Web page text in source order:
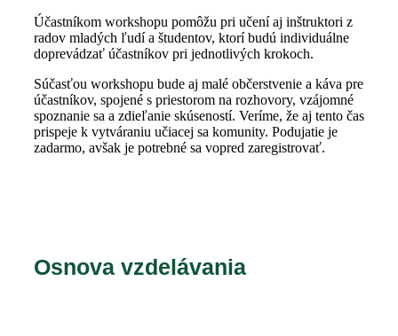
Účastníkom workshopu pomôžu pri učení aj inštruktori z
radov mladých ľudí a študentov, ktorí budú individuálne
doprevádzať účastníkov pri jednotlivých krokoch.
Súčasťou workshopu bude aj malé občerstvenie a káva pre
účastníkov, spojené s priestorom na rozhovory, vzájomné
spoznanie sa a zdieľanie skúseností. Veríme, že aj tento čas
prispeje k vytváraniu učiacej sa komunity. Podujatie je
zadarmo, avšak je potrebné sa vopred zaregistrovať.
Osnova vzdelávania